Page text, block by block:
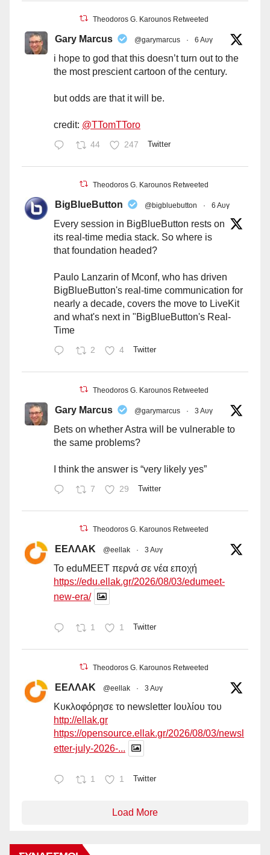
Theodoros G. Karounos Retweeted
Gary Marcus @garymarcus · 6 Αυγ
i hope to god that this doesn’t turn out to the
the most prescient cartoon of the century.
but odds are that it will be.
credit: @TTomTToro
44 247 Twitter
Theodoros G. Karounos Retweeted
BigBlueButton @bigbluebutton · 6 Αυγ
Every session in BigBlueButton rests on
its real-time media stack. So where is
that foundation headed?
Paulo Lanzarin of Mconf, who has driven
BigBlueButton's real-time communication for
nearly a decade, covers the move to LiveKit
and what's next in "BigBlueButton's Real-
Time
2 4 Twitter
Theodoros G. Karounos Retweeted
Gary Marcus @garymarcus · 3 Αυγ
Bets on whether Astra will be vulnerable to
the same problems?
I think the answer is “very likely yes”
7 29 Twitter
Theodoros G. Karounos Retweeted
ΕΕΛΛΑΚ @eellak · 3 Αυγ
Το eduMEET περνά σε νέα εποχή
https://edu.ellak.gr/2026/08/03/edumeet-
new-era/
1 1 Twitter
Theodoros G. Karounos Retweeted
ΕΕΛΛΑΚ @eellak · 3 Αυγ
Κυκλοφόρησε το newsletter Ιουλίου του
http://ellak.gr
https://opensource.ellak.gr/2026/08/03/newsl
etter-july-2026-...
1 1 Twitter
Load More